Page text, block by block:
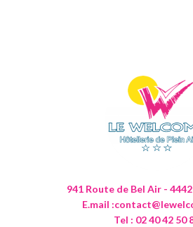
941 Route de Bel Air -
E.mail :
Tel : 02 40 42 50